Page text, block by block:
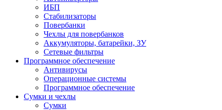
ИБП
Стабилизаторы
Повербанки
Чехлы для повербанков
Аккумуляторы, батарейки, ЗУ
Сетевые фильтры
Программное обеспечение
Антивирусы
Операционные системы
Программное обеспечение
Сумки и чехлы
Сумки